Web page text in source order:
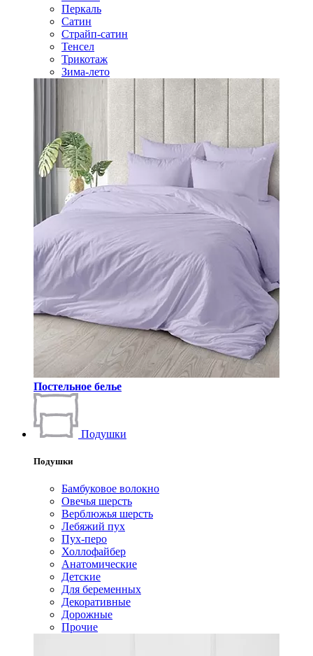
Перкаль
Сатин
Страйп-сатин
Тенсел
Трикотаж
Зима-лето
Постельное белье
Подушки
Подушки
Бамбуковое волокно
Овечья шерсть
Верблюжья шерсть
Лебяжий пух
Пух-перо
Холлофайбер
Анатомические
Детские
Для беременных
Декоративные
Дорожные
Прочие